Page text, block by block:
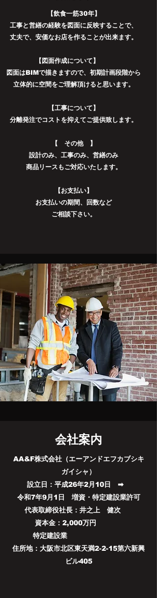
【飲食一筋30年】
工事と営繕の経験を図面に反映することで、
丈夫で、安価なお店を作ることが出来ます。
【図面作成について】
図面はBIMで描きますので、初期計画段階から
立体的に空間をご理解頂けると思います。
【工事について】
分離発注でコストを抑えてご提供致します。
​【 その他 】
設計のみ、工事のみ、営繕のみ
商品リースも​ご対応いたします。
【お支払い】
お支払いの期間、回数など
ご相談下さい。
​​会社案内
AA&F株式会社（エーアンドエフカブシキ
ガイシャ）
設立日：平成26年2月10日 ➡
令和7年9月1日 増資・特定建設業許可
代表取締役社長：井之上 健次
​資本金：2,000万円
特定建設業
住所地：大阪市北区東天満2-2-15第六新興
ビル405